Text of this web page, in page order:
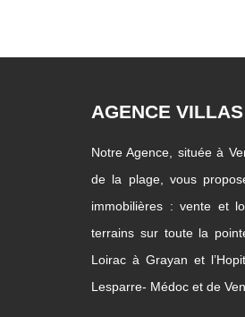
AGENCE
Notre Agence, située à
de la plage, vous
immobilières : vente et
terrains sur toute la
Loirac à Grayan et
Lesparre- Médoc et de